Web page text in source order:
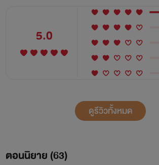
5.0
ดูรีวิวทั้งหมด
ตอนนิยาย (63)